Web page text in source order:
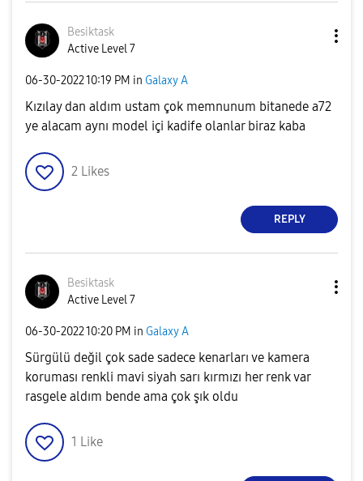
Besiktask
Active Level 7
‎06-30-202210:19 PM in Galaxy A
Kızılay dan aldım ustam çok memnunum bitanede a72
ye alacam aynı model içi kadife olanlar biraz kaba
2 Likes
REPLY
Besiktask
Active Level 7
‎06-30-202210:20 PM in Galaxy A
Sürgülü değil çok sade sadece kenarları ve kamera
koruması renkli mavi siyah sarı kırmızı her renk var
rasgele aldım bende ama çok şık oldu
1 Like